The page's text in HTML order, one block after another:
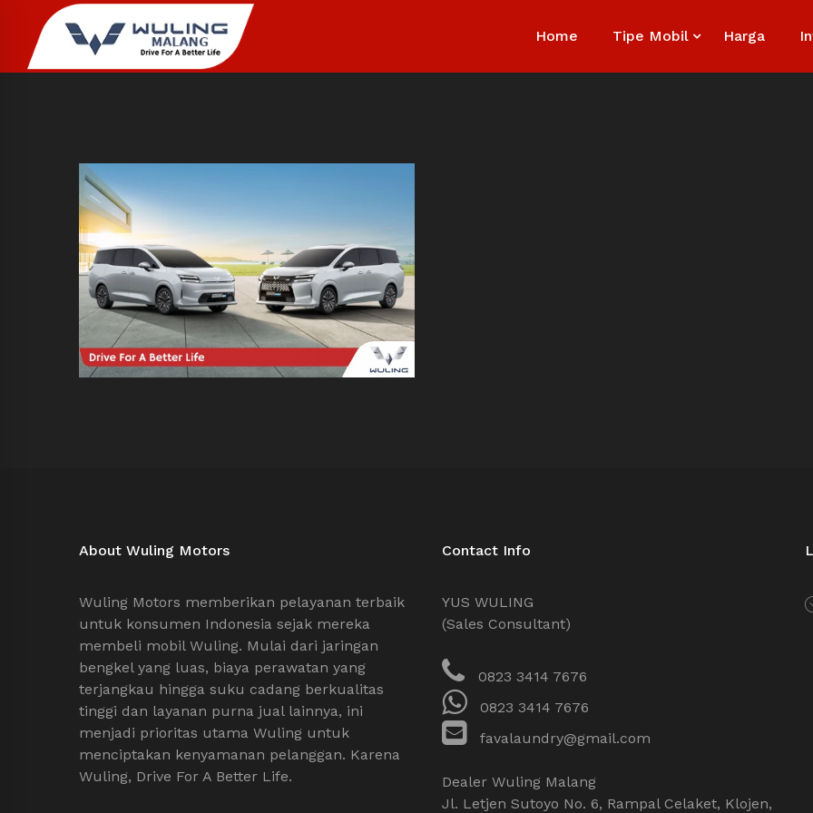
Home Tipe Mobil Harga
About Wuling Motors
Wuling Motors memberikan pelayanan terbaik
untuk konsumen Indonesia sejak mereka
membeli mobil Wuling. Mulai dari jaringan
bengkel yang luas, biaya perawatan yang
terjangkau hingga suku cadang berkualitas
tinggi dan layanan purna jual lainnya, ini
menjadi prioritas utama Wuling untuk
menciptakan kenyamanan pelanggan. Karena
Wuling, Drive For A Better Life.
Contact Info
YUS WULING
(Sales Consultant)
0823 3414 7676
0823 3414 7676
favalaundry@gmail.com
Dealer Wuling Malang
Jl. Letjen Sutoyo No. 6, Rampal Celaket, Klojen,